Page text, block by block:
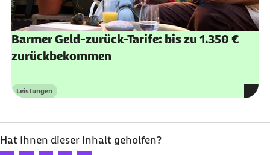
Barmer Geld-zurück-Tarife: bis zu 1.350 €
zurückbekommen
Kategorie
Leistungen
Hat Ihnen dieser Inhalt geholfen?